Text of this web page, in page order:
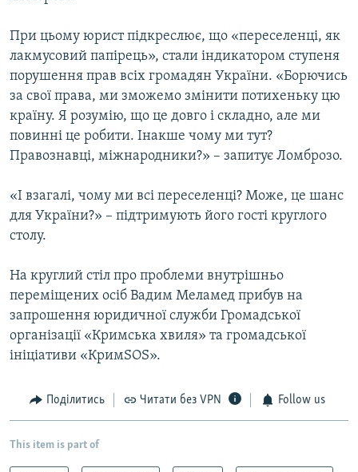
При цьому юрист підкреслює, що «переселенці, як
лакмусовий папірець», стали індикатором ступеня
порушення прав всіх громадян України. «Борючись
за свої права, ми зможемо змінити потихеньку цю
країну. Я розумію, що це довго і складно, але ми
повинні це робити. Інакше чому ми тут?
Правознавці, міжнародники?» – запитує Ломброзо.
«І взагалі, чому ми всі переселенці? Може, це шанс
для України?» – підтримують його гості круглого
столу.
На круглий стіл про проблеми внутрішньо
переміщених осіб Вадим Меламед прибув на
запрошення юридичної служби Громадської
організації «Кримська хвиля» та громадської
ініціативи «КримSOS».
Поділитись Читати без VPN Follow us
This item is part of